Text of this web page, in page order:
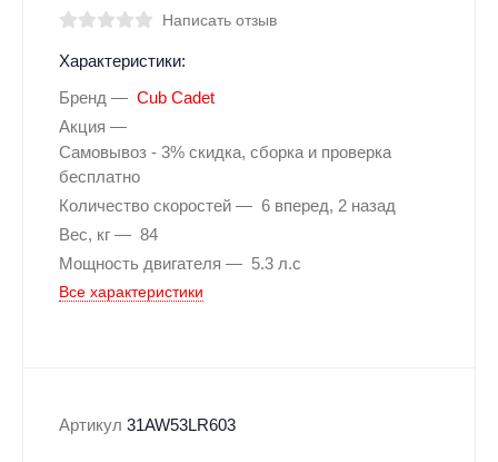
Написать отзыв
Характеристики:
Бренд
Cub Cadet
Акция
Самовывоз - 3% скидка, сборка и проверка
бесплатно
Количество скоростей
6 вперед, 2 назад
Вес, кг
84
Мощность двигателя
5.3 л.с
Все характеристики
Артикул 31AW53LR603